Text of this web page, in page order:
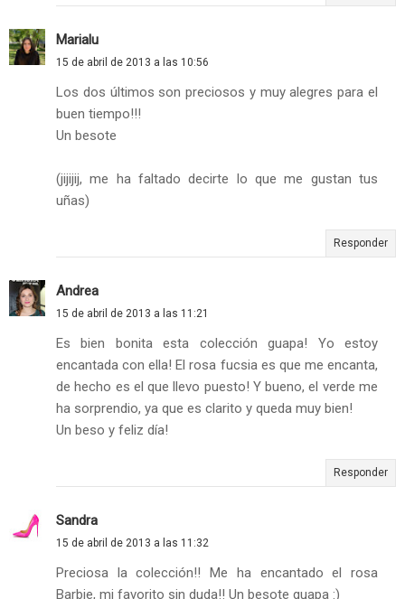
Marialu
15 de abril de 2013 a las 10:56
Los dos últimos son preciosos y muy alegres para el
buen tiempo!!!
Un besote
(jijijij, me ha faltado decirte lo que me gustan tus
uñas)
Responder
Andrea
15 de abril de 2013 a las 11:21
Es bien bonita esta colección guapa! Yo estoy
encantada con ella! El rosa fucsia es que me encanta,
de hecho es el que llevo puesto! Y bueno, el verde me
ha sorprendio, ya que es clarito y queda muy bien!
Un beso y feliz día!
Responder
Sandra
15 de abril de 2013 a las 11:32
Preciosa la colección!! Me ha encantado el rosa
Barbie, mi favorito sin duda!! Un besote guapa :)